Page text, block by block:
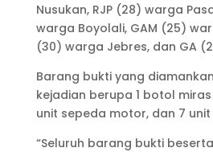
Nusukan, RJP (28) warga
warga Boyolali, GAM (25)
(30) warga Jebres, dan GA
Barang bukti yang
kejadian berupa 1 botol miras
unit sepeda motor, dan 7
“Seluruh barang bukti